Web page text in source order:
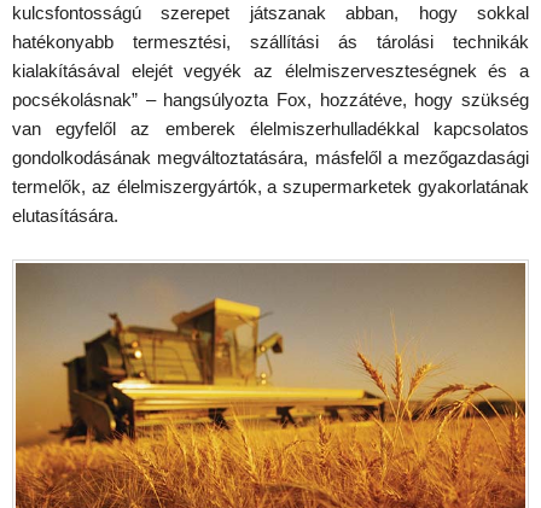
kulcsfontosságú szerepet játszanak abban, hogy sokkal
hatékonyabb termesztési, szállítási ás tárolási technikák
kialakításával elejét vegyék az élelmiszerveszteségnek és a
pocsékolásnak” – hangsúlyozta Fox, hozzátéve, hogy szükség
van egyfelől az emberek élelmiszerhulladékkal kapcsolatos
gondolkodásának megváltoztatására, másfelől a mezőgazdasági
termelők, az élelmiszergyártók, a szupermarketek gyakorlatának
elutasítására.